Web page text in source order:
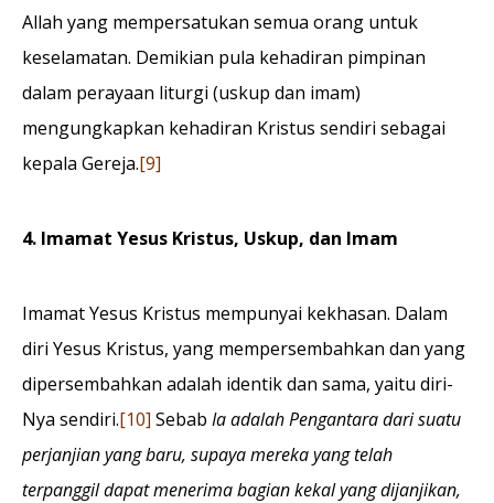
Allah yang mempersatukan semua orang untuk
keselamatan. Demikian pula kehadiran pimpinan
dalam perayaan liturgi (uskup dan imam)
mengungkapkan kehadiran Kristus sendiri sebagai
kepala Gereja.[9]
4. Imamat Yesus Kristus, Uskup, dan Imam
Imamat Yesus Kristus mempunyai kekhasan. Dalam
diri Yesus Kristus, yang mempersembahkan dan yang
dipersembahkan adalah identik dan sama, yaitu diri-
Nya sendiri.[10] Sebab Ia adalah Pengantara dari suatu
perjanjian yang baru, supaya mereka yang telah
terpanggil dapat menerima bagian kekal yang dijanjikan,